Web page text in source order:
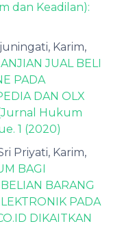
dan Keadilan):
Karim,
JUAL BELI
PADA
DAN OLX
Hukum
1 (2020)
Priyati, Karim,
BAGI
BARANG
PADA
DIKAITKAN